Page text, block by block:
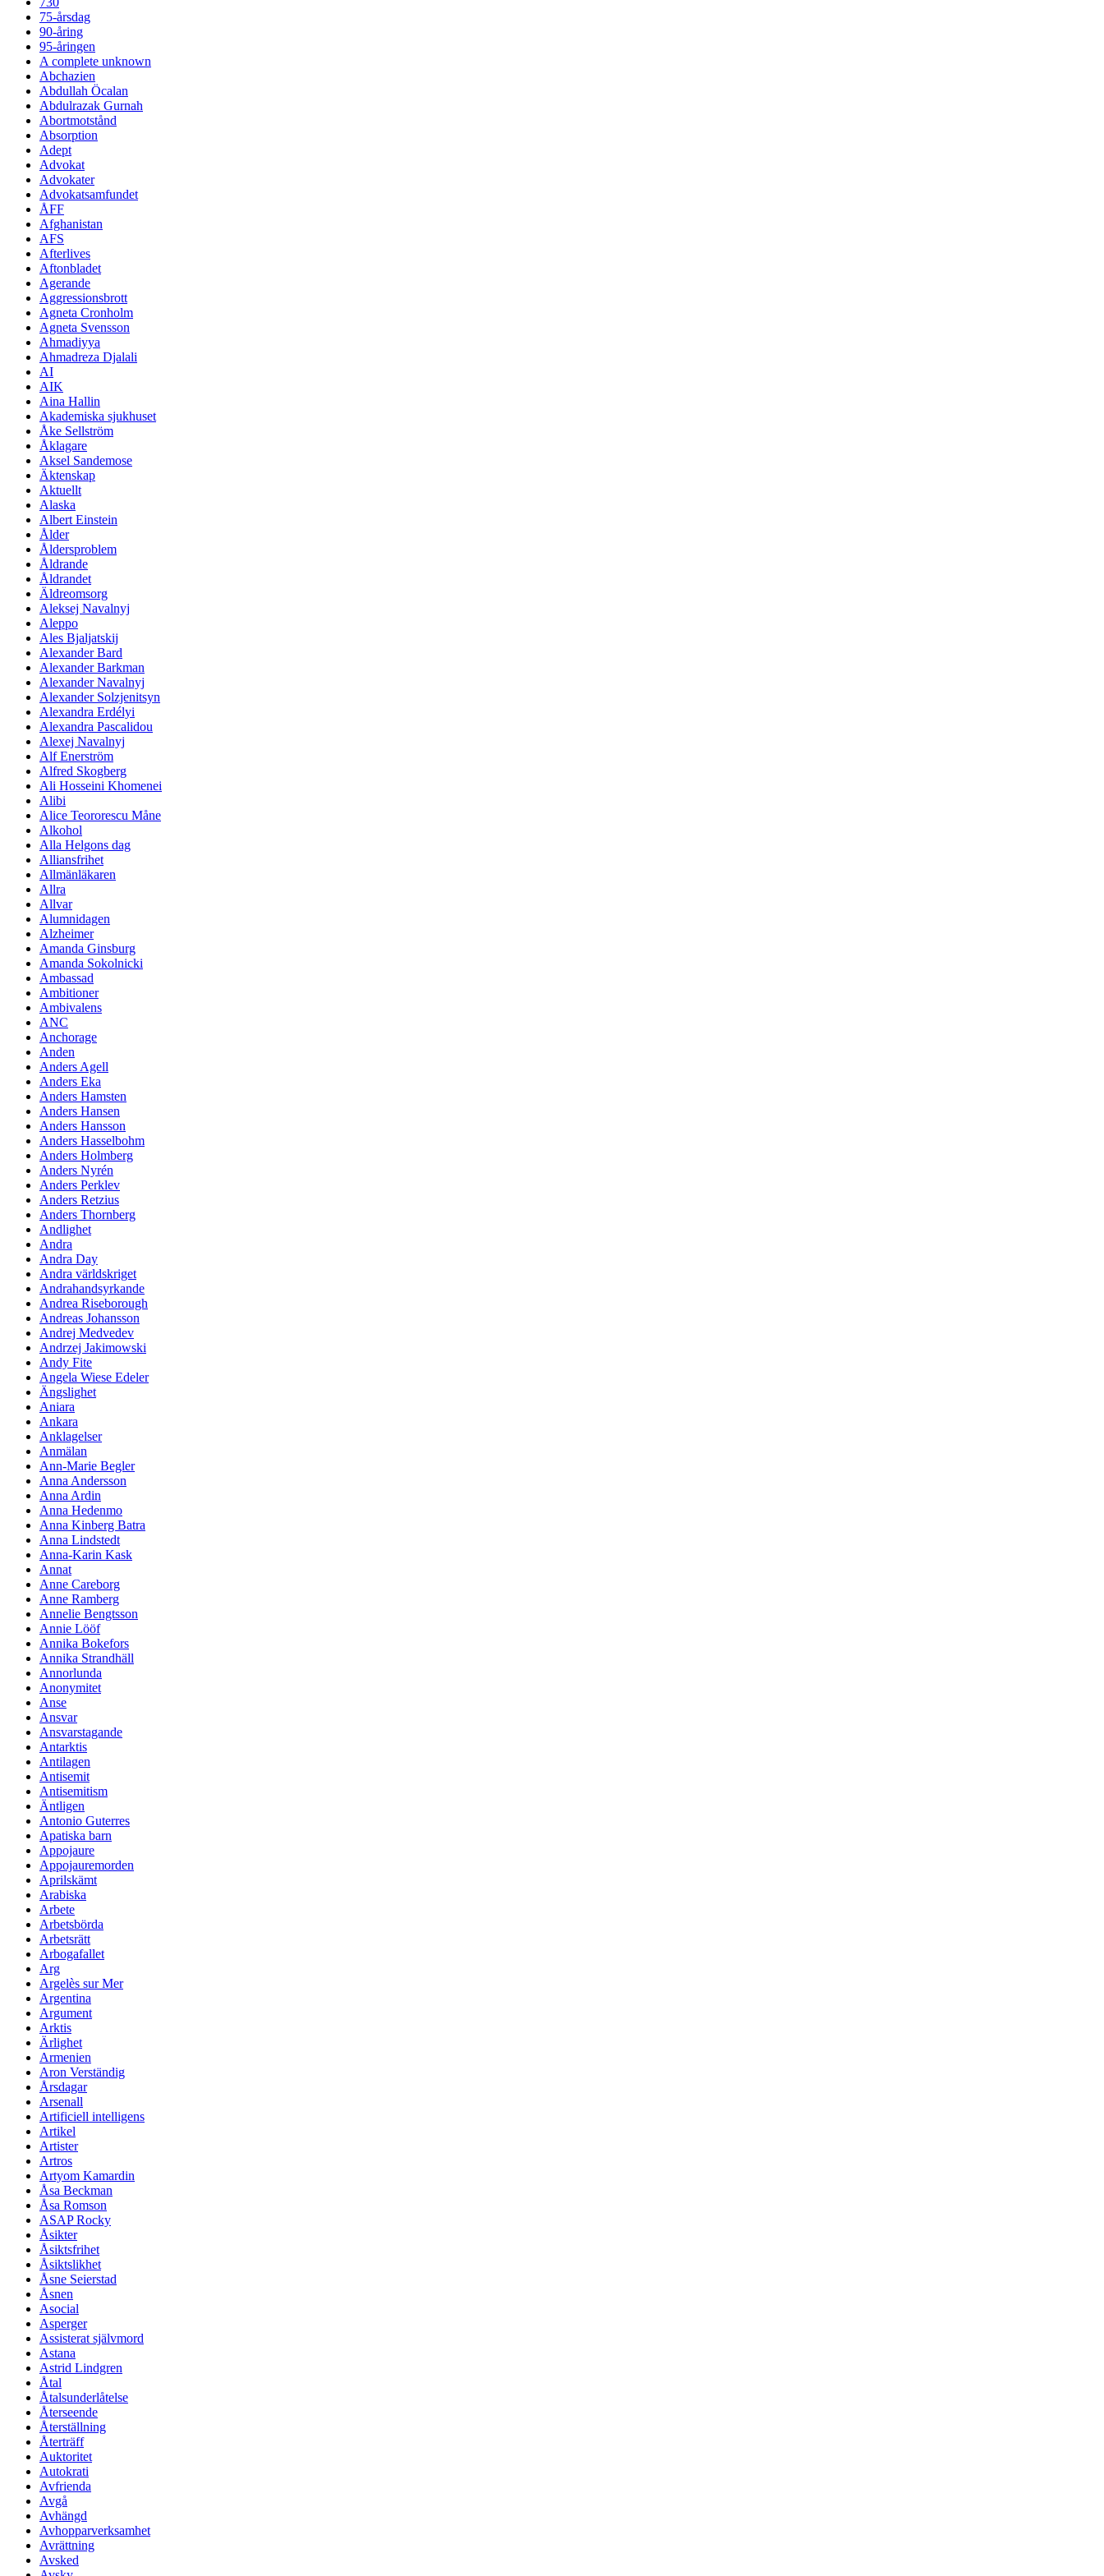
75-årsdag
90-åring
95-åringen
A complete unknown
Abchazien
Abdullah Öcalan
Abdulrazak Gurnah
Abortmotstånd
Absorption
Adept
Advokat
Advokater
Advokatsamfundet
ÅFF
Afghanistan
AFS
Afterlives
Aftonbladet
Agerande
Aggressionsbrott
Agneta Cronholm
Agneta Svensson
Ahmadiyya
Ahmadreza Djalali
AI
AIK
Aina Hallin
Akademiska sjukhuset
Åke Sellström
Åklagare
Aksel Sandemose
Äktenskap
Aktuellt
Alaska
Albert Einstein
Ålder
Åldersproblem
Åldrande
Åldrandet
Äldreomsorg
Aleksej Navalnyj
Aleppo
Ales Bjaljatskij
Alexander Bard
Alexander Barkman
Alexander Navalnyj
Alexander Solzjenitsyn
Alexandra Erdélyi
Alexandra Pascalidou
Alexej Navalnyj
Alf Enerström
Alfred Skogberg
Ali Hosseini Khomenei
Alibi
Alice Teororescu Måne
Alkohol
Alla Helgons dag
Alliansfrihet
Allmänläkaren
Allra
Allvar
Alumnidagen
Alzheimer
Amanda Ginsburg
Amanda Sokolnicki
Ambassad
Ambitioner
Ambivalens
ANC
Anchorage
Anden
Anders Agell
Anders Eka
Anders Hamsten
Anders Hansen
Anders Hansson
Anders Hasselbohm
Anders Holmberg
Anders Nyrén
Anders Perklev
Anders Retzius
Anders Thornberg
Andlighet
Andra
Andra Day
Andra världskriget
Andrahandsyrkande
Andrea Riseborough
Andreas Johansson
Andrej Medvedev
Andrzej Jakimowski
Andy Fite
Angela Wiese Edeler
Ängslighet
Aniara
Ankara
Anklagelser
Anmälan
Ann-Marie Begler
Anna Andersson
Anna Ardin
Anna Hedenmo
Anna Kinberg Batra
Anna Lindstedt
Anna-Karin Kask
Annat
Anne Careborg
Anne Ramberg
Annelie Bengtsson
Annie Lööf
Annika Bokefors
Annika Strandhäll
Annorlunda
Anonymitet
Anse
Ansvar
Ansvarstagande
Antarktis
Antilagen
Antisemit
Antisemitism
Äntligen
Antonio Guterres
Apatiska barn
Appojaure
Appojauremorden
Aprilskämt
Arabiska
Arbete
Arbetsbörda
Arbetsrätt
Arbogafallet
Arg
Argelès sur Mer
Argentina
Argument
Arktis
Ärlighet
Armenien
Aron Verständig
Årsdagar
Arsenall
Artificiell intelligens
Artikel
Artister
Artros
Artyom Kamardin
Åsa Beckman
Åsa Romson
ASAP Rocky
Åsikter
Åsiktsfrihet
Åsiktslikhet
Åsne Seierstad
Åsnen
Asocial
Asperger
Assisterat självmord
Astana
Astrid Lindgren
Åtal
Åtalsunderlåtelse
Återseende
Återställning
Återträff
Auktoritet
Autokrati
Avfrienda
Avgå
Avhängd
Avhopparverksamhet
Avrättning
Avsked